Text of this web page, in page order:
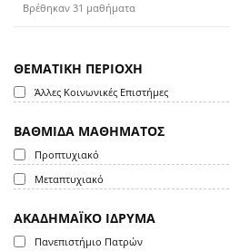
Βρέθηκαν 31 μαθήματα
ΘΕΜΑΤΙΚΗ ΠΕΡΙΟΧΗ
Άλλες Κοινωνικές Επιστήμες
ΒΑΘΜΙΔΑ ΜΑΘΗΜΑΤΟΣ
Προπτυχιακό
Μεταπτυχιακό
ΑΚΑΔΗΜΑΪΚΟ ΙΔΡΥΜΑ
Πανεπιστήμιο Πατρών